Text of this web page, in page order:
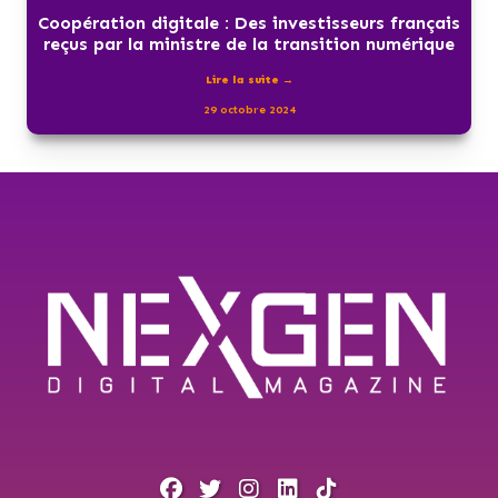
Coopération digitale : Des investisseurs français
reçus par la ministre de la transition numérique
Lire la suite →
29 octobre 2024